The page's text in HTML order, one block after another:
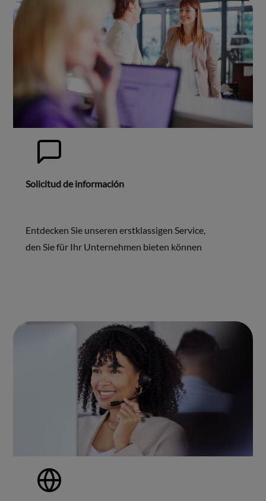
Solicitud de información
Entdecken Sie unseren erstklassigen Service,
den Sie für Ihr Unternehmen bieten können